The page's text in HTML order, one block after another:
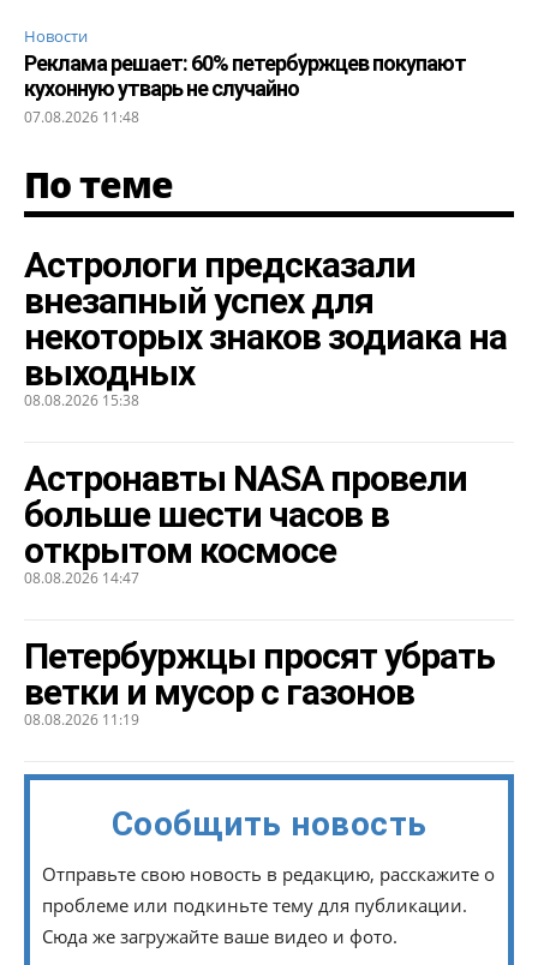
Новости
Реклама решает: 60% петербуржцев покупают
кухонную утварь не случайно
07.08.2026 11:48
По теме
Астрологи предсказали
внезапный успех для
некоторых знаков зодиака на
выходных
08.08.2026 15:38
Астронавты NASA провели
больше шести часов в
открытом космосе
08.08.2026 14:47
Петербуржцы просят убрать
ветки и мусор с газонов
08.08.2026 11:19
Сообщить новость
Отправьте свою новость в редакцию, расскажите о
проблеме или подкиньте тему для публикации.
Сюда же загружайте ваше видео и фото.